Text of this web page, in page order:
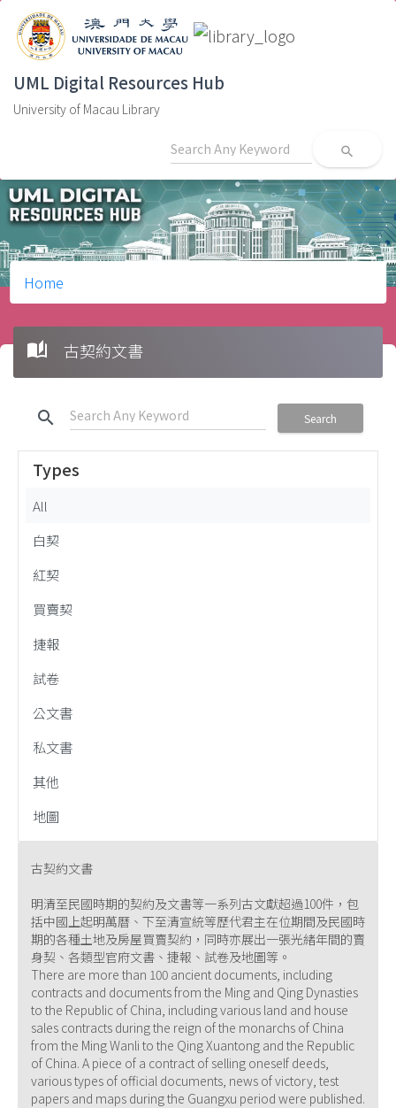
UML Digital Resources Hub
University of Macau Library
search
Home
auto_stories 古契約文書
search Search
Types
All
白契
紅契
買賣契
捷報
試卷
公文書
私文書
其他
地圖
古契約文書
明清至民國時期的契約及文書等一系列古文獻超過100件，包
括中國上起明萬曆、下至清宣統等歷代君主在位期間及民國時
期的各種土地及房屋買賣契約，同時亦展出一張光緒年間的賣
身契、各類型官府文書、捷報、試卷及地圖等。
There are more than 100 ancient documents, including
contracts and documents from the Ming and Qing Dynasties
to the Republic of China, including various land and house
sales contracts during the reign of the monarchs of China
from the Ming Wanli to the Qing Xuantong and the Republic
of China. A piece of a contract of selling oneself deeds,
various types of official documents, news of victory, test
papers and maps during the Guangxu period were published.